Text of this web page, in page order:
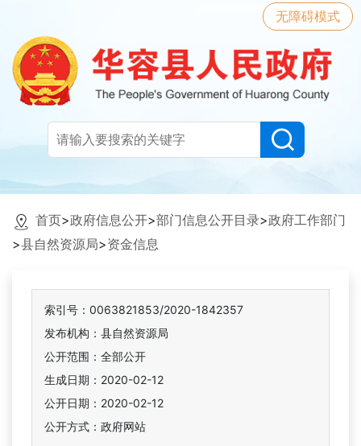
无障碍模式
首页>政府信息公开>部门信息公开目录>政府工作部门
>县自然资源局>资金信息
索引号：0063821853/2020-1842357
发布机构：县自然资源局
公开范围：全部公开
生成日期：2020-02-12
公开日期：2020-02-12
公开方式：政府网站